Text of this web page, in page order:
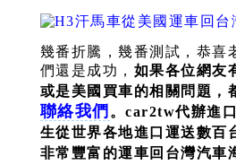
幾番折騰，幾番測試，恭喜
們還是成功， 如果各位網友
或是美國買車的相關問題，
聯絡我們 。car2tw代辦進
生從世界各地進口運送數百
非常豐富的運車回台灣汽車